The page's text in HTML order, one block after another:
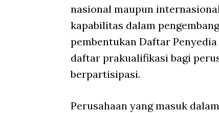
nasional maupun
kapabilitas dalam
pembentukan Daftar
daftar prakualifikasi bagi
berpartisipasi.
Perusahaan yang masuk